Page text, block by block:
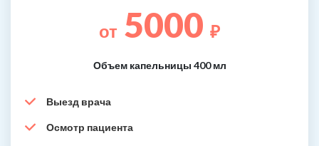
от 5000 ₽
Объем капельницы 400 мл
Выезд врача
Осмотр пациента